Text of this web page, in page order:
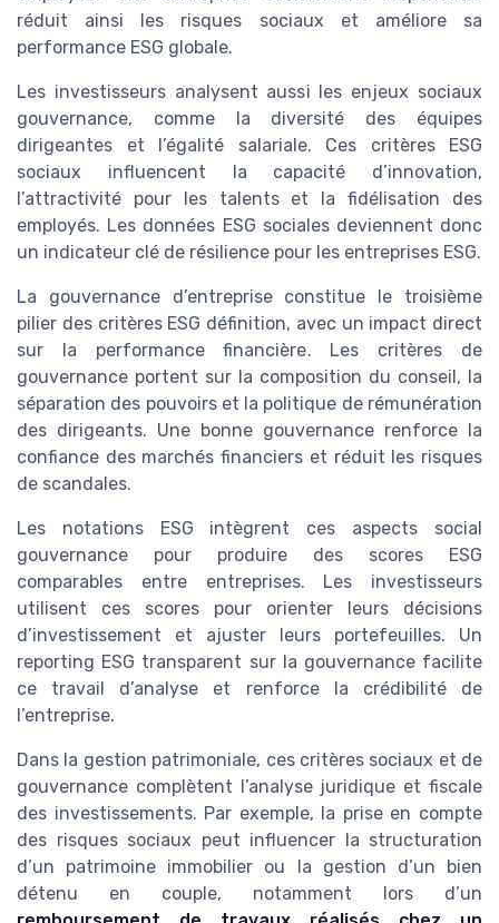
réduit ainsi les risques sociaux et améliore sa
performance ESG globale.
Les investisseurs analysent aussi les enjeux sociaux
gouvernance, comme la diversité des équipes
dirigeantes et l’égalité salariale. Ces critères ESG
sociaux influencent la capacité d’innovation,
l’attractivité pour les talents et la fidélisation des
employés. Les données ESG sociales deviennent donc
un indicateur clé de résilience pour les entreprises ESG.
La gouvernance d’entreprise constitue le troisième
pilier des critères ESG définition, avec un impact direct
sur la performance financière. Les critères de
gouvernance portent sur la composition du conseil, la
séparation des pouvoirs et la politique de rémunération
des dirigeants. Une bonne gouvernance renforce la
confiance des marchés financiers et réduit les risques
de scandales.
Les notations ESG intègrent ces aspects social
gouvernance pour produire des scores ESG
comparables entre entreprises. Les investisseurs
utilisent ces scores pour orienter leurs décisions
d’investissement et ajuster leurs portefeuilles. Un
reporting ESG transparent sur la gouvernance facilite
ce travail d’analyse et renforce la crédibilité de
l’entreprise.
Dans la gestion patrimoniale, ces critères sociaux et de
gouvernance complètent l’analyse juridique et fiscale
des investissements. Par exemple, la prise en compte
des risques sociaux peut influencer la structuration
d’un patrimoine immobilier ou la gestion d’un bien
détenu en couple, notamment lors d’un